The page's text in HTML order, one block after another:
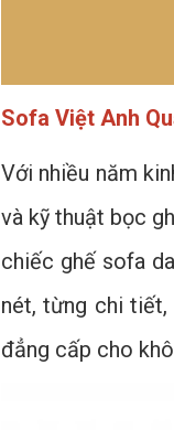
Sofa Việt Anh
Với nhiều năm
và kỹ thuật bọc
chiếc ghế sofa
nét, từng chi
đẳng cấp cho